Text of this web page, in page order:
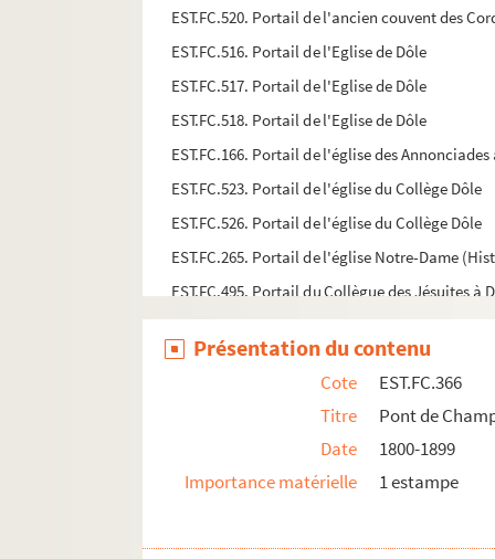
EST.FC.520. Portail de l'ancien couvent des
EST.FC.516. Portail de l'Eglise de Dôle
EST.FC.517. Portail de l'Eglise de Dôle
EST.FC.518. Portail de l'Eglise de Dôle
EST.FC.166. Portail de l'église des
EST.FC.523. Portail de l'église du Collège Dôle
EST.FC.526. Portail de l'église du Collège Dôle
EST.FC.265. Portail de l'église Notre-Dame
EST.FC.495. Portail du Collègue des Jésuites à
EST.FC.496. Portail du Collègue des Jésuites à
EST.FC.497. Portail du Collègue des Jésuites à
EST.FC.524. Portail du Palais de justice ou des
EST.FC.525. Portail du Palais de justice ou des
EST.FC.142. Porte de l'église de l'abbaye de
EST.FC.1126. Porte de Rivotte : Besançon
Présentation du contenu
Cote
EST.FC.366
Titre
Pont de
Date
1800-1899
Importance matérielle
1 estampe